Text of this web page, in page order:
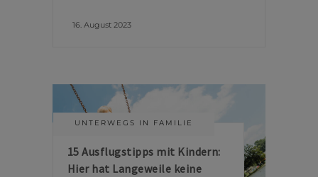
16. August 2023
UNTERWEGS IN FAMILIE
15 Ausflugstipps mit Kindern:
Hier hat Langeweile keine